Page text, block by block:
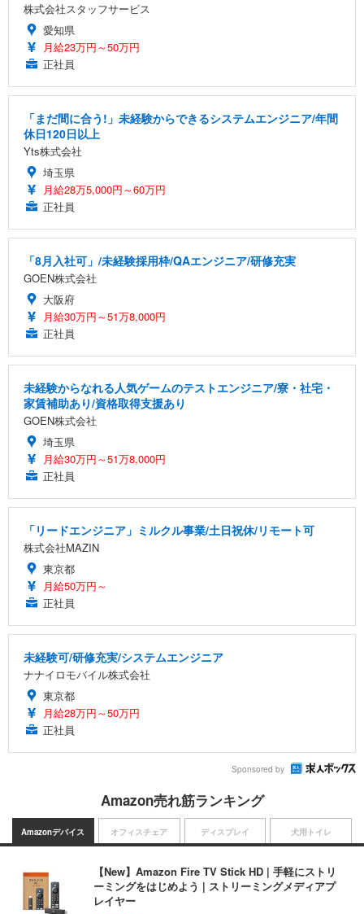
株式会社スタッフサービス
愛知県
月給23万円～50万円
正社員
「まだ間に合う!」未経験からできるシステムエンジニア/年間
休日120日以上
Yts株式会社
埼玉県
月給28万5,000円～60万円
正社員
「8月入社可」/未経験採用枠/QAエンジニア/研修充実
GOEN株式会社
大阪府
月給30万円～51万8,000円
正社員
未経験からなれる人気ゲームのテストエンジニア/寮・社宅・
家賃補助あり/資格取得支援あり
GOEN株式会社
埼玉県
月給30万円～51万8,000円
正社員
「リードエンジニア」ミルクル事業/土日祝休/リモート可
株式会社MAZIN
東京都
月給50万円～
正社員
未経験可/研修充実/システムエンジニア
ナナイロモバイル株式会社
東京都
月給28万円～50万円
正社員
Sponsored by
Amazon売れ筋ランキング
Amazonデバイス
【New】Amazon Fire TV Stick HD | 手軽にストリ
ーミングをはじめよう | ストリーミングメディアプ
レイヤー
オフィスチェア ディスプレイ 犬用トイレ